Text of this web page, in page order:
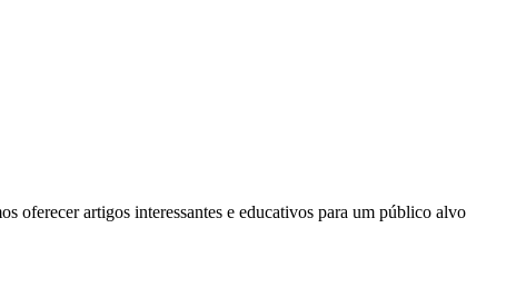
oferecer artigos interessantes e educativos para um público alvo